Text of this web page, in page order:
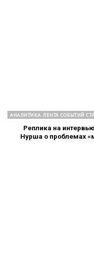
АНАЛИТИКА ЛЕНТА СОБЫТИЙ
Реплика на
Нурша о проблемах